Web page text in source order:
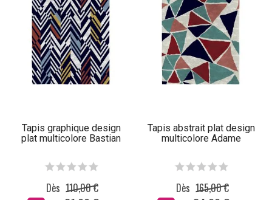
Tapis graphique design
plat multicolore Bastian
Dès 110,00 €
Tapis abstrait plat design
multicolore Adame
Dès 165,00 €